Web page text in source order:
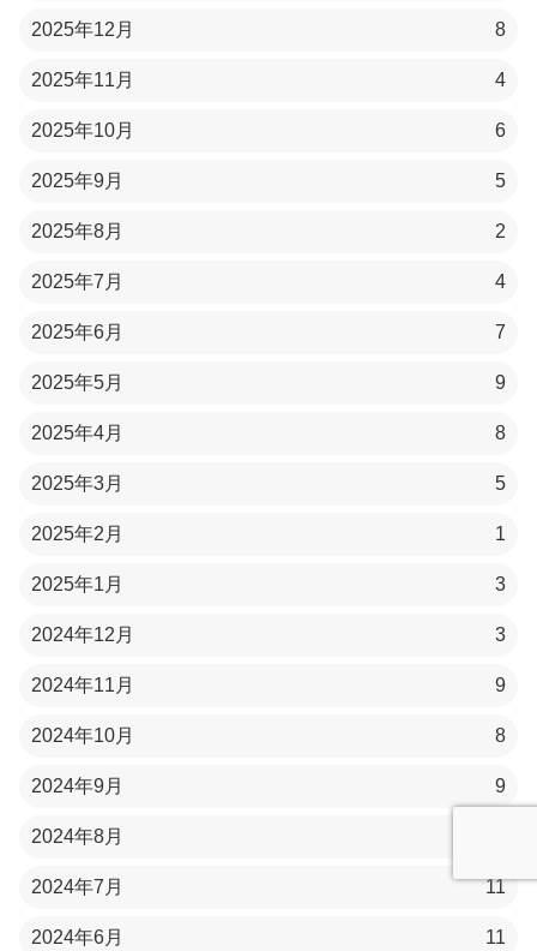
2025年12月 8
2025年11月 4
2025年10月 6
2025年9月 5
2025年8月 2
2025年7月 4
2025年6月 7
2025年5月 9
2025年4月 8
2025年3月 5
2025年2月 1
2025年1月 3
2024年12月 3
2024年11月 9
2024年10月 8
2024年9月 9
2024年8月
2024年7月 11
2024年6月 11